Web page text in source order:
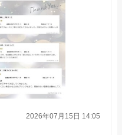
2026年07月15日 14:05